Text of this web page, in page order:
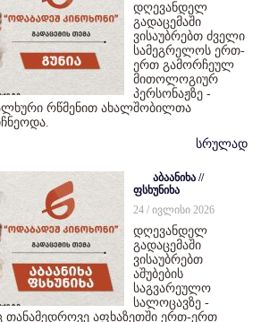
დღევანდელ
გადაცემაში
ვისაუბრებთ ძველი
სამეგრელოს ერთ-
ერთ გამორჩეულ
მითოლოგიურ
პერსონაჟზე -
რწმენით ახალშობილთა
სრულად
აბაანიხა //
ფსხუნიხა
24 / ივლისი 2026
დღევანდელ
გადაცემაში
ვისაუბრებთ
აშუბების
საგვარეულო
სალოცავზე -
თანამედროვე აფხაზეთში ერთ-ერთ